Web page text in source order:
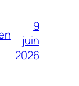
9
juin
2026